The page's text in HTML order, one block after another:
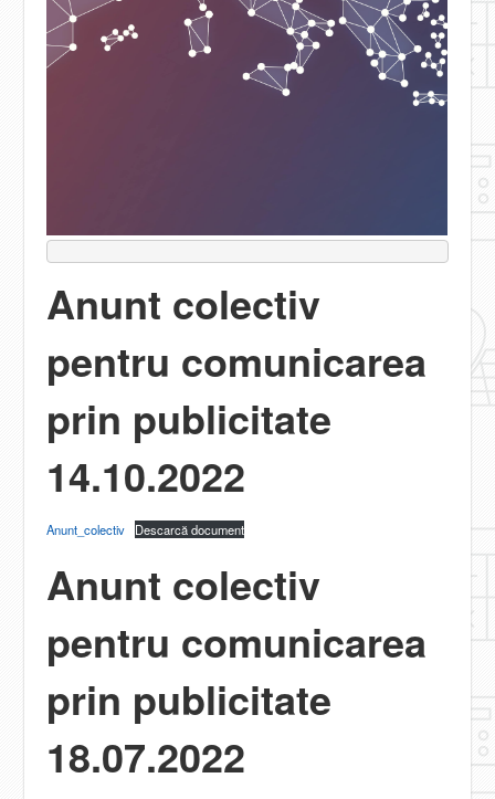
Anunt colectiv
pentru comunicarea
prin publicitate
14.10.2022
Anunt_colectiv Descarcă document
Anunt colectiv
pentru comunicarea
prin publicitate
18.07.2022